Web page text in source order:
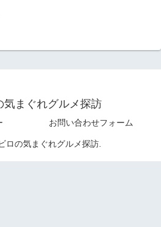
気まぐれグルメ探訪
お問い合わせフォーム
ロの気まぐれグルメ探訪.